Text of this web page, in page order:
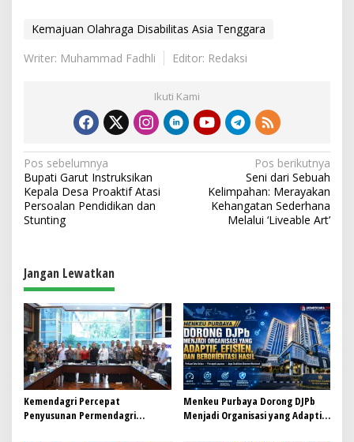
Kemajuan Olahraga Disabilitas Asia Tenggara
Writer: Muhammad Fadhli
Editor: Redaksi
Ikuti Kami
N
a
v
i
a
s
i
p
o
s
Pos sebelumnya
Bupati Garut Instruksikan
Kepala Desa Proaktif Atasi
Persoalan Pendidikan dan
Stunting
Pos berikutnya
Seni dari Sebuah
Kelimpahan: Merayakan
Kehangatan Sederhana
Melalui ‘Liveable Art’
Jangan Lewatkan
Kemendagri Percepat
Penyusunan Permendagri
Menkeu Purbaya Dorong DJPb
Menjadi Organisasi yang Adaptif,